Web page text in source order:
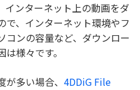
インターネット上の動画をダ
で、インターネット環境やフ
コンの容量など、ダウンロー
様々です。
多い場合、 4DDiG File